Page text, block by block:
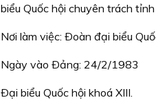
biểu Quốc hội chuyên trách
Nơi làm việc: Ðoàn đại biểu
Ngày vào Ðảng: 24/2/1983
Ðại biểu Quốc hội khoá XIII.